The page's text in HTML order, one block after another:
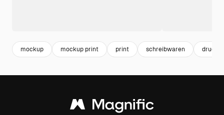
mockup mockup print print schreibwaren druck